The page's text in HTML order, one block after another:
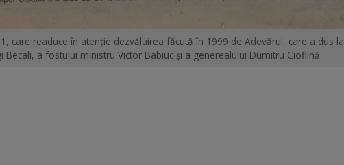
care readuce în atenţie dezvăluirea făcută în 1999 de Adevărul, care a dus la
Becali, a fostului ministru Victor Babiuc şi a generealului Dumitru Cioflină